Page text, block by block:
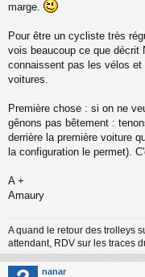
marge.
Pour être un cycliste très
vois beaucoup ce que décrit
connaissent pas les vélos
voitures.
Première chose : si on ne
gênons pas bêtement :
derrière la première voiture
la configuration le permet).
A +
Amaury
A quand le retour des trolleys
attendant, RDV sur les traces
nanar